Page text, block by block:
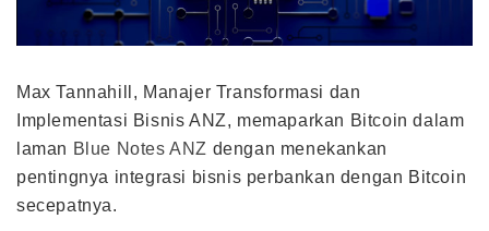
Max Tannahill, Manajer Transformasi dan
Implementasi Bisnis ANZ, memaparkan Bitcoin dalam
laman Blue Notes ANZ dengan menekankan
pentingnya integrasi bisnis perbankan dengan Bitcoin
secepatnya.